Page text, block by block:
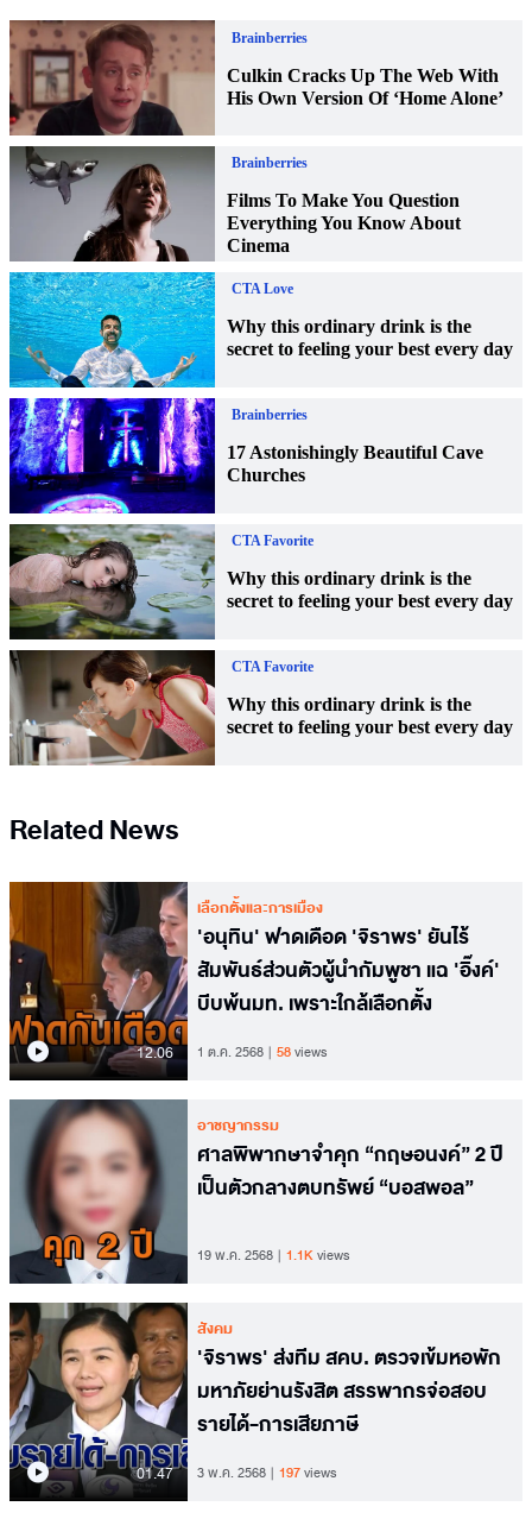
Related News
12.06
เลือกตั้งและการเมือง
'อนุทิน' ฟาดเดือด 'จิราพร' ยันไร้
สัมพันธ์ส่วนตัวผู้นำกัมพูชา แฉ 'อิ๊งค์'
บีบพ้นมท. เพราะใกล้เลือกตั้ง
1 ต.ค. 2568 58views
อาชญากรรม
ศาลพิพากษาจำคุก “กฤษอนงค์” 2 ปี
เป็นตัวกลางตบทรัพย์ “บอสพอล”
19 พ.ค. 2568 1.1Kviews
01.47
สังคม
'จิราพร' ส่งทีม สคบ. ตรวจเข้มหอพัก
มหาภัยย่านรังสิต สรรพากรจ่อสอบ
รายได้-การเสียภาษี
3 พ.ค. 2568 197views